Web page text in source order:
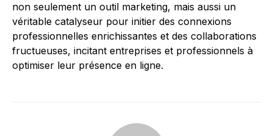
non seulement un outil marketing, mais aussi un
véritable catalyseur pour initier des connexions
professionnelles enrichissantes et des collaborations
fructueuses, incitant entreprises et professionnels à
optimiser leur présence en ligne.